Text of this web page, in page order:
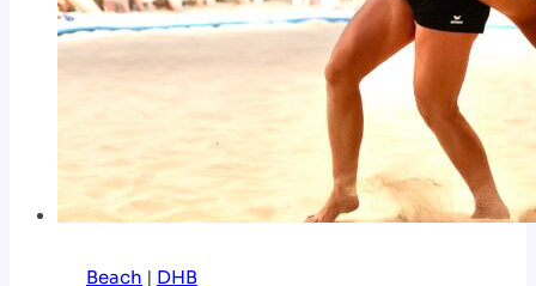
Beach | DHB